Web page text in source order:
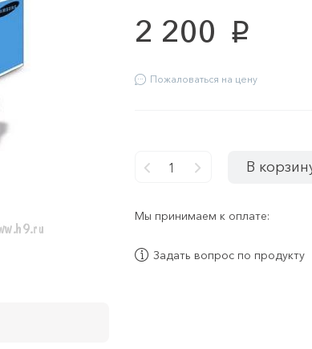
2 200 p
Пожаловаться на цену
- + В
Мы принимаем к оплате:
Задать вопрос по продукту